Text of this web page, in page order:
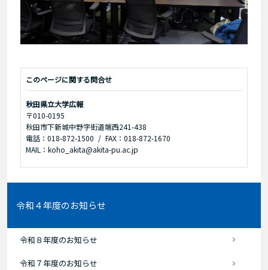
このページに関する問合せ
秋田県立大学広報
〒010-0195
秋田市下新城中野字街道端西241-438
電話：018-872-1500
FAX：018-872-1670
MAIL：koho_akita@akita-pu.ac.jp
令和４年度のお知らせ
令和８年度のお知らせ
令和７年度のお知らせ